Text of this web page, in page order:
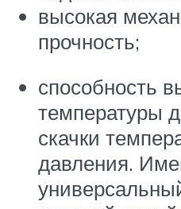
высокая
прочность;
способность
температуры
скачки
давления.